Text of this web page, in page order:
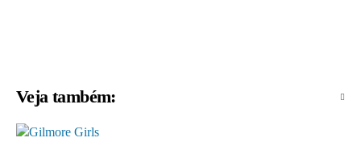
Veja também: